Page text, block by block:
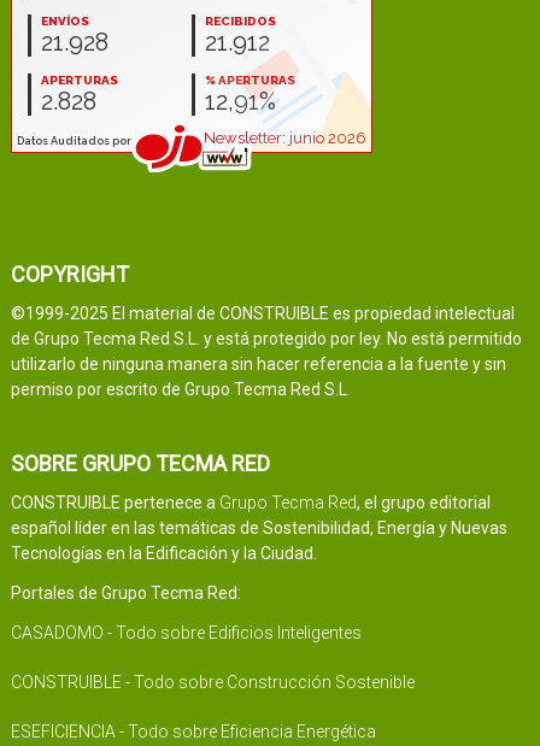
COPYRIGHT
©1999-2025 El material de CONSTRUIBLE es propiedad intelectual
de Grupo Tecma Red S.L. y está protegido por ley. No está permitido
utilizarlo de ninguna manera sin hacer referencia a la fuente y sin
permiso por escrito de Grupo Tecma Red S.L.
SOBRE GRUPO TECMA RED
CONSTRUIBLE pertenece a Grupo Tecma Red, el grupo editorial
español líder en las temáticas de Sostenibilidad, Energía y Nuevas
Tecnologías en la Edificación y la Ciudad.
Portales de Grupo Tecma Red:
CASADOMO - Todo sobre Edificios Inteligentes
CONSTRUIBLE - Todo sobre Construcción Sostenible
ESEFICIENCIA - Todo sobre Eficiencia Energética